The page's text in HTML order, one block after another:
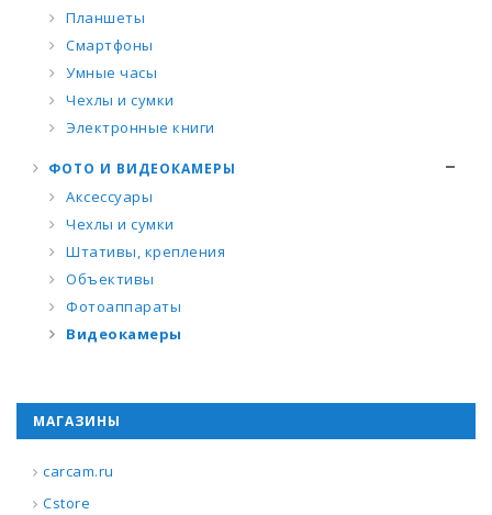
Планшеты
Смартфоны
Умные часы
Чехлы и сумки
Электронные книги
ФОТО И ВИДЕОКАМЕРЫ
Аксессуары
Чехлы и сумки
Штативы, крепления
Объективы
Фотоаппараты
Видеокамеры
МАГАЗИНЫ
carcam.ru
Cstore